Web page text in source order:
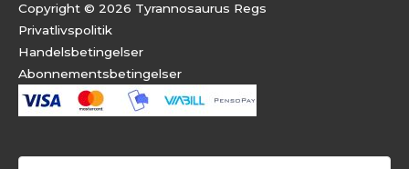
Copyright © 2026 Tyrannosaurus Regs
Privatlivspolitik
Handelsbetingelser
Abonnementsbetingelser